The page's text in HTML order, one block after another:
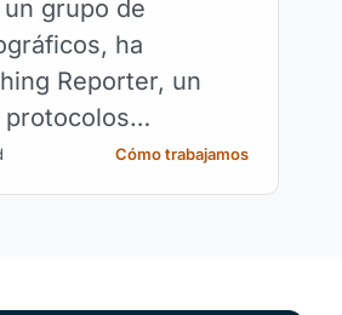
grupo de
ha
Reporter, un
los informes de
Cómo trabajamos